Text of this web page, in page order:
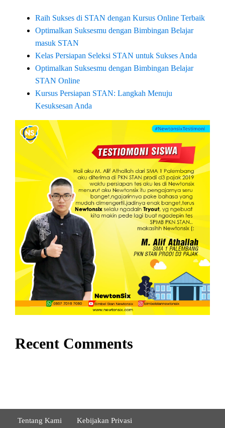
Raih Sukses di STAN dengan Kursus Online Terbaik
Optimalkan Suksesmu dengan Bimbingan Belajar
masuk STAN
Kelas Persiapan Seleksi STAN untuk Sukses Anda
Optimalkan Suksesmu dengan Bimbingan Belajar
STAN Online
Kursus Persiapan STAN: Langkah Menuju
Kesuksesan Anda
Recent Comments
Tentang Kami Kebijakan Privasi